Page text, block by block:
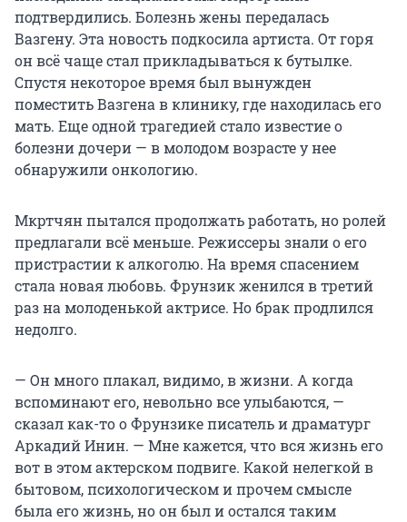
подтвердились. Болезнь жены передалась
Вазгену. Эта новость подкосила артиста. От горя
он всё чаще стал прикладываться к бутылке.
Спустя некоторое время был вынужден
поместить Вазгена в клинику, где находилась его
мать. Еще одной трагедией стало известие о
болезни дочери — в молодом возрасте у нее
обнаружили онкологию.
Мкртчян пытался продолжать работать, но ролей
предлагали всё меньше. Режиссеры знали о его
пристрастии к алкоголю. На время спасением
стала новая любовь. Фрунзик женился в третий
раз на молоденькой актрисе. Но брак продлился
недолго.
— Он много плакал, видимо, в жизни. А когда
вспоминают его, невольно все улыбаются, —
сказал как-то о Фрунзике писатель и драматург
Аркадий Инин. — Мне кажется, что вся жизнь его
вот в этом актерском подвиге. Какой нелегкой в
бытовом, психологическом и прочем смысле
была его жизнь, но он был и остался таким